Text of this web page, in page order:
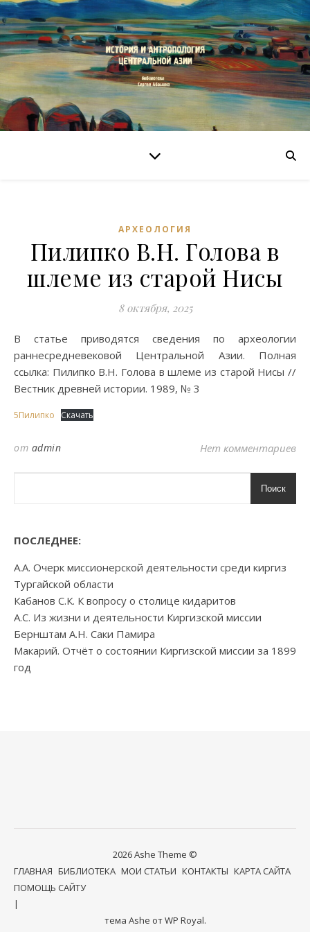
АРХЕОЛОГИЯ
Пилипко В.Н. Голова в
шлеме из старой Нисы
8 октября, 2025
В статье приводятся сведения по археологии
раннесредневековой Центральной Азии. Полная
ссылка: Пилипко В.Н. Голова в шлеме из старой Нисы //
Вестник древней истории. 1989, № 3
5Пилипко Скачать
от admin Нет комментариев
Поиск
ПОСЛЕДНЕЕ:
А.А. Очерк миссионерской деятельности среди киргиз
Тургайской области
Кабанов С.К. К вопросу о столице кидаритов
А.С. Из жизни и деятельности Киргизской миссии
Бернштам А.Н. Саки Памира
Макарий. Отчёт о состоянии Киргизской миссии за 1899
год
2026 Ashe Theme ©
ГЛАВНАЯ БИБЛИОТЕКА МОИ СТАТЬИ КОНТАКТЫ КАРТА САЙТА
ПОМОЩЬ САЙТУ
тема Ashe отWP Royal.